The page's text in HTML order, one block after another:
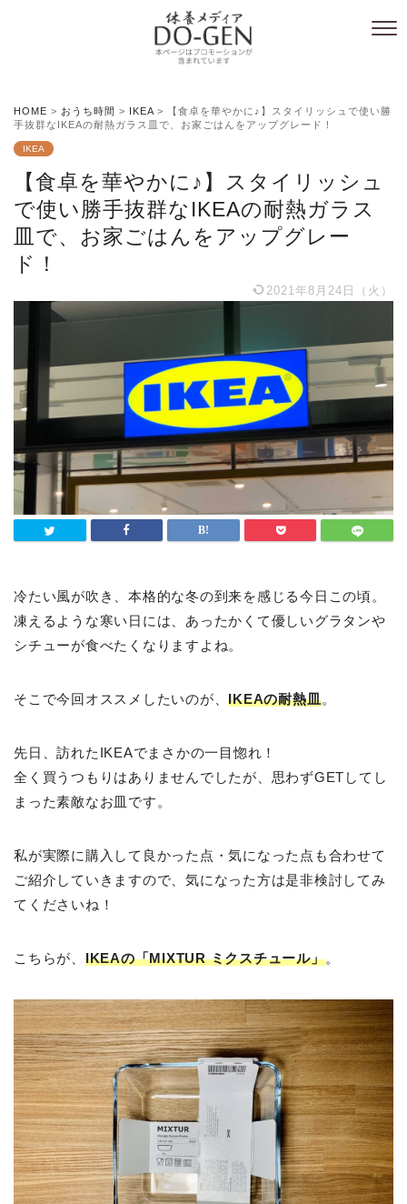
HOME > おうち時間 > IKEA >
【食卓を華やかに♪】スタイリッシュで使い勝
手抜群なIKEAの耐熱ガラス皿で、お家ごはんをアップグレード！
IKEA
【食卓を華やかに♪】スタイリッシュ
で使い勝手抜群なIKEAの耐熱ガラス
皿で、お家ごはんをアップグレー
ド！
2021年8月24日（火）
冷たい風が吹き、本格的な冬の到来を感じる今日この頃。
凍えるような寒い日には、あったかくて優しいグラタンや
シチューが食べたくなりますよね。
そこで今回オススメしたいのが、IKEAの耐熱皿。
先日、訪れたIKEAでまさかの一目惚れ！
全く買うつもりはありませんでしたが、思わずGETしてし
まった素敵なお皿です。
私が実際に購入して良かった点・気になった点も合わせて
ご紹介していきますので、気になった方は是非検討してみ
てくださいね！
こちらが、 IKEAの「MIXTUR ミクスチュール」。